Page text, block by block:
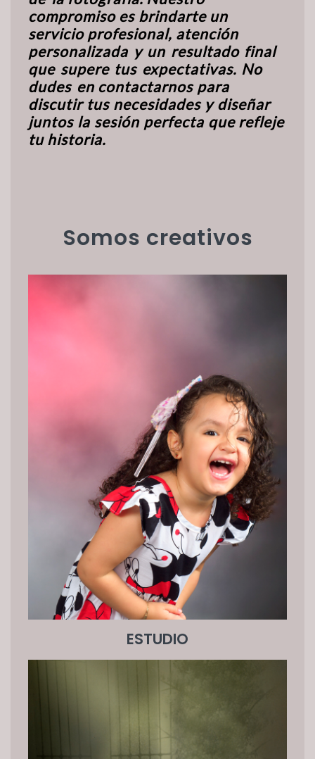
compromiso es brindarte un
servicio profesional, atención
personalizada y un resultado final
que supere tus expectativas. No
dudes en contactarnos para
discutir tus necesidades y diseñar
juntos la sesión perfecta que refleje
tu historia.
Somos creativos
ESTUDIO